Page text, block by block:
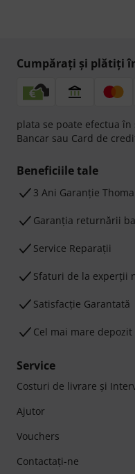
Cumpărați și plătiți
plata se poate efectua
Bancar sau Card de
Beneficiile tale
3 Ani Garanție
Garanţia returnării
Service Reparații
Sfaturi de la experții
Satisfacție Garantată
Cel mai mare
Service
Costuri de livrare şi
Ajutor
Vouchers
Contactaţi-ne